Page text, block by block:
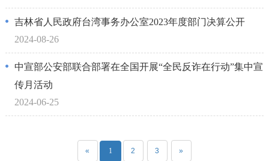
吉林省人民政府台湾事务办公室2023年度部门决算公开
2024-08-26
中宣部公安部联合部署在全国开展“全民反诈在行动”集中宣
传月活动
2024-06-25
« 1 2 3 »